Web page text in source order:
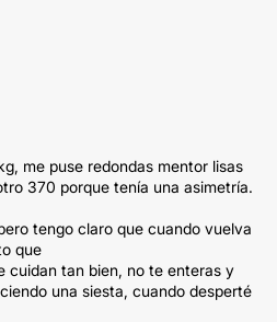
me puse redondas mentor lisas
370 porque tenía una asimetría.
tengo claro que cuando vuelva
que
cuidan tan bien, no te enteras y
una siesta, cuando desperté